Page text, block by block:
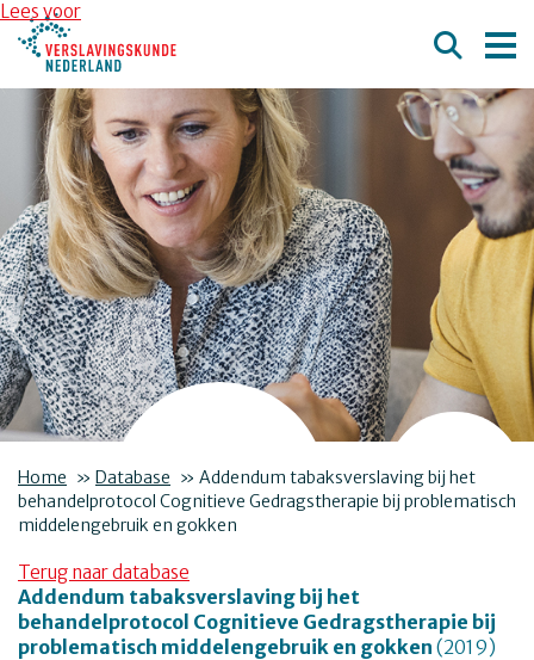
Lees voor
Overslaan en naar de inhoud gaan
Direct naar de hoofdnavigatie
Home » Database » Addendum tabaksverslaving bij het
behandelprotocol Cognitieve Gedragstherapie bij problematisch
middelengebruik en gokken
Terug naar database
Addendum tabaksverslaving bij het
behandelprotocol Cognitieve Gedragstherapie bij
problematisch middelengebruik en gokken (2019)